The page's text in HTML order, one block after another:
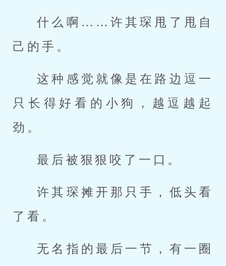
什么啊……许其琛甩了甩自
己的手。
这种感觉就像是在路边逗一
只长得好看的小狗，越逗越起
劲。
最后被狠狠咬了一口。
许其琛摊开那只手，低头看
了看。
无名指的最后一节，有一圈